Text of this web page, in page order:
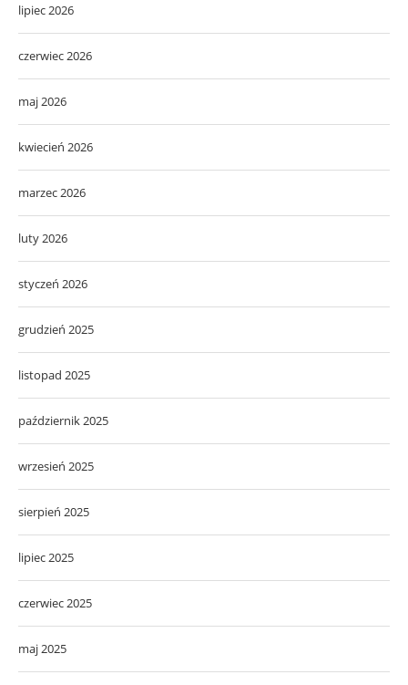
lipiec 2026
czerwiec 2026
maj 2026
kwiecień 2026
marzec 2026
luty 2026
styczeń 2026
grudzień 2025
listopad 2025
październik 2025
wrzesień 2025
sierpień 2025
lipiec 2025
czerwiec 2025
maj 2025